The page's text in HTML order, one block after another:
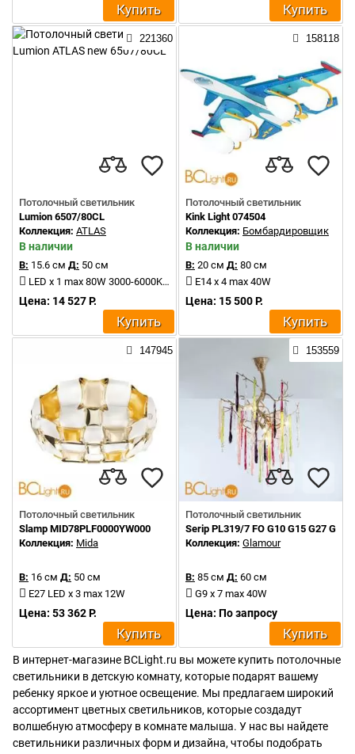
Купить Купить
221360
Потолочный светильник
Lumion 6507/80CL
Коллекция: ATLAS
В наличии
В: 15.6 см Д: 50 см
LED x 1 max 80W 3000-6000K 5208Lm
Цена: 14 527 Р.
Купить
158118
Потолочный светильник
Kink Light 074504
Коллекция: Бомбардировщик
В наличии
В: 20 см Д: 80 см
E14 x 4 max 40W
Цена: 15 500 Р.
Купить
147945
Потолочный светильник
Slamp MID78PLF0000YW000
Коллекция: Mida
В: 16 см Д: 50 см
E27 LED x 3 max 12W
Цена: 53 362 Р.
Купить
153559
Потолочный светильник
Serip PL319/7 FO G10 G15 G27 G43
Коллекция: Glamour
В: 85 см Д: 60 см
G9 x 7 max 40W
Цена: По запросу
Купить
В интернет-магазине BCLight.ru вы можете купить потолочные
светильники в детскую комнату, которые подарят вашему
ребенку яркое и уютное освещение. Мы предлагаем широкий
ассортимент цветных светильников, которые создадут
волшебную атмосферу в комнате малыша. У нас вы найдете
светильники различных форм и дизайна, чтобы подобрать